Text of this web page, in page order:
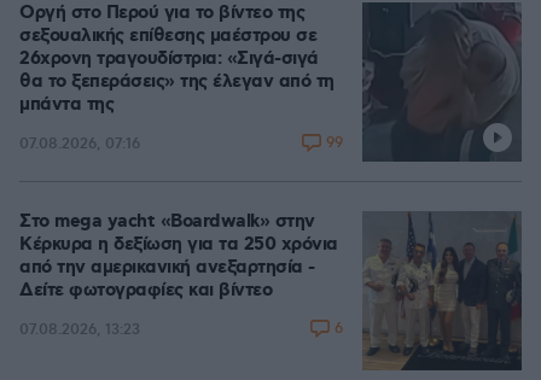
Οργή στο Περού για το βίντεο της
σεξουαλικής επίθεσης μαέστρου σε
26χρονη τραγουδίστρια: «Σιγά-σιγά
θα το ξεπεράσεις» της έλεγαν από τη
μπάντα της
07.08.2026, 07:16 99
Στο mega yacht «Boardwalk» στην
Κέρκυρα η δεξίωση για τα 250 χρόνια
από την αμερικανική ανεξαρτησία -
Δείτε φωτογραφίες και βίντεο
07.08.2026, 13:23 6